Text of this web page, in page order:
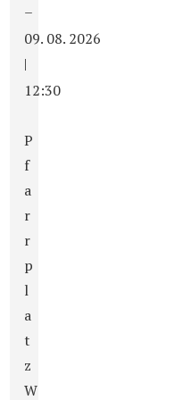
–
09. 08. 2026
|
12:30
P
f
a
r
r
p
l
a
t
z
W